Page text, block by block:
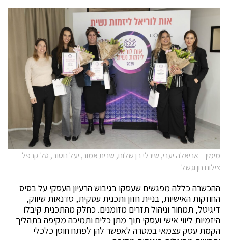
מימין – אריאלה יערי, שירלי בן שלום, שרית אמור, יעל נוטוב, טל קרפל –
צילום חן וגשל
ההכשרה כללה מפגשים שעסקו בגיבוש הרעיון העסקי על בסיס
החוזקות האישיות, בניית חזון ותכנית עסקית, סדנאות שיווק,
דיגיטל, תמחור וניהול תזרים מזומנים. כחלק מהתכנית קיבלו
היזמיות ליווי אישי ועסקי תוך מתן כלים ותמיכה מקיפה בתהליך
הקמת עסק עצמאי במטרה לאפשר להן לפתח חוסן כלכלי